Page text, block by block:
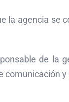
la agencia se
de la